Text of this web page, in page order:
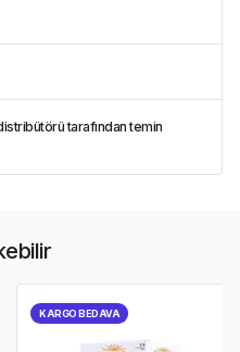
tarafından temin
KARGO BEDAVA